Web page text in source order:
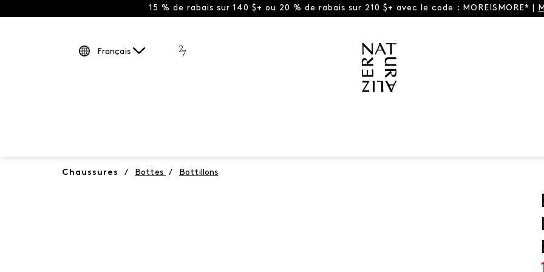
15 % de rabais sur 140 $+ ou 20 % de rabais sur 210 $+ avec le code : MOREISMORE* |
Français
Chaussures / Bottes / Bottillons